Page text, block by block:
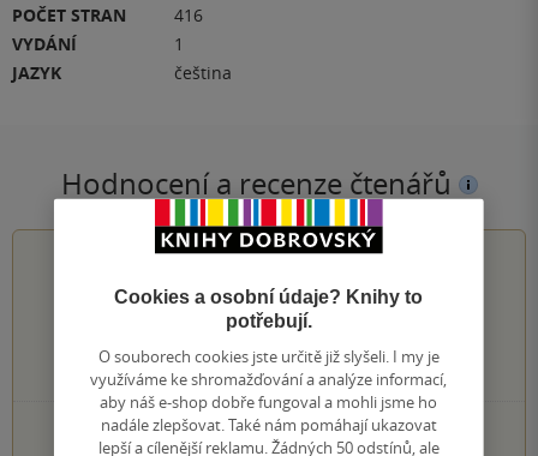
POČET STRAN
416
VYDÁNÍ
1
JAZYK
čeština
Hodnocení a recenze čtenářů
5.0z5
1 hodnocení čtenářů
1×
5 hvězdiček
Cookies a osobní údaje? Knihy to
potřebují.
O souborech cookies jste určitě již slyšeli. I my je
využíváme ke shromažďování a analýze informací,
aby náš e-shop dobře fungoval a mohli jsme ho
nadále zlepšovat. Také nám pomáhají ukazovat
lepší a cílenější reklamu. Žádných 50 odstínů, ale